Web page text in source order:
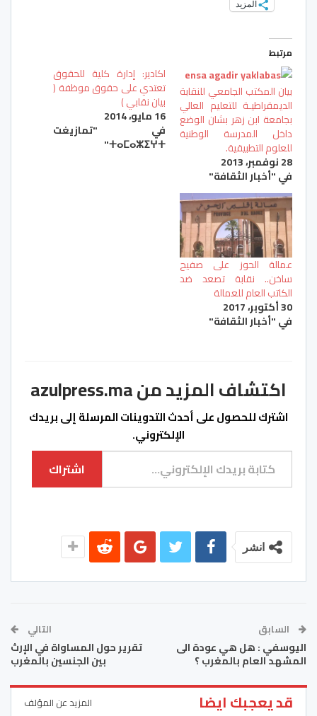
المزيد
مرتبط
بيان المكتب الجامعي للنقابة
الديمقراطيـة للتعليم العالي
بجامعة ابن زهر بشان الوضع
داخل المدرسة الوطنية
للعلوم التطبيقية.
28 نوفمبر، 2013
في "أخبار الثقافة"
اكادير: إدارة كلية للحقوق
تعتدي على حقوق موظفة (
بيان نقابي )
16 مايو، 2014
في "تمازيغت
ⵜⴰⵎⴰⵣⵉⵖⵜ"
عمالة الحوز على صفيح
ساخن.. نقابة تصعد ضد
الكاتب العام للعمالة
30 أكتوبر، 2017
في "أخبار الثقافة"
اكتشاف المزيد من azulpress.ma
اشترك للحصول على أحدث التدوينات المرسلة إلى بريدك
الإلكتروني.
كتابة بريدك الإلكتروني...
اشتراك
انشر
السابق
اليوسفي : هل هي عودة الى
المشهد العام بالمغرب ؟
التالي
تقرير حول المساواة في الإرث
بين الجنسين بالمغرب
قد يعجبك ايضا المزيد عن المؤلف